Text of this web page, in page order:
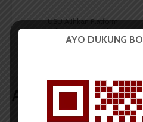
USU Alihkan Platform
E-learning Menjadi
Platform Berbasis Cloud
Artikel terkait lain
AYO DUKUNG